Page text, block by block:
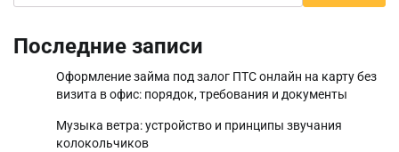
Последние записи
Оформление займа под залог ПТС онлайн на карту без
визита в офис: порядок, требования и документы
Музыка ветра: устройство и принципы звучания
колокольчиков